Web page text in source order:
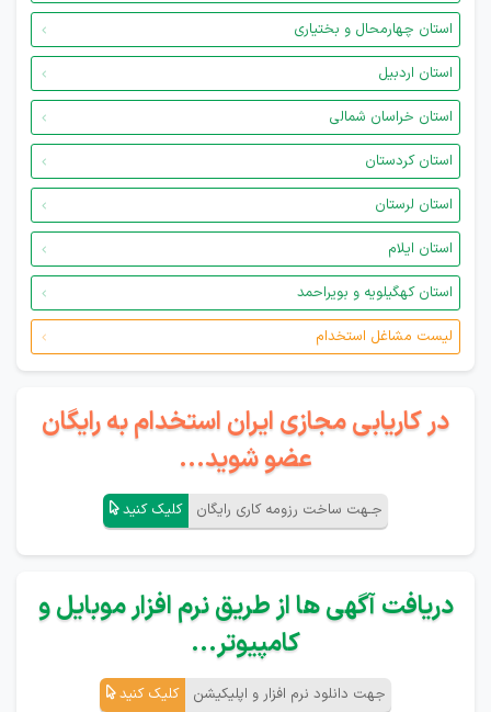
استان چهارمحال و بختیاری
استان اردبیل
استان خراسان شمالی
استان کردستان
استان لرستان
استان ایلام
استان کهگیلویه و بویراحمد
لیست مشاغل استخدام
در کاریابی مجازی ایران استخدام به رایگان
عضو شوید...
جـهت ساخت رزومه کاری رایگان کلیک کنید
دریافت آگهی ها از طریق نرم افزار موبایل و
کامپیوتر...
جهت دانلود نرم افزار و اپلیکیشن کلیک کنید